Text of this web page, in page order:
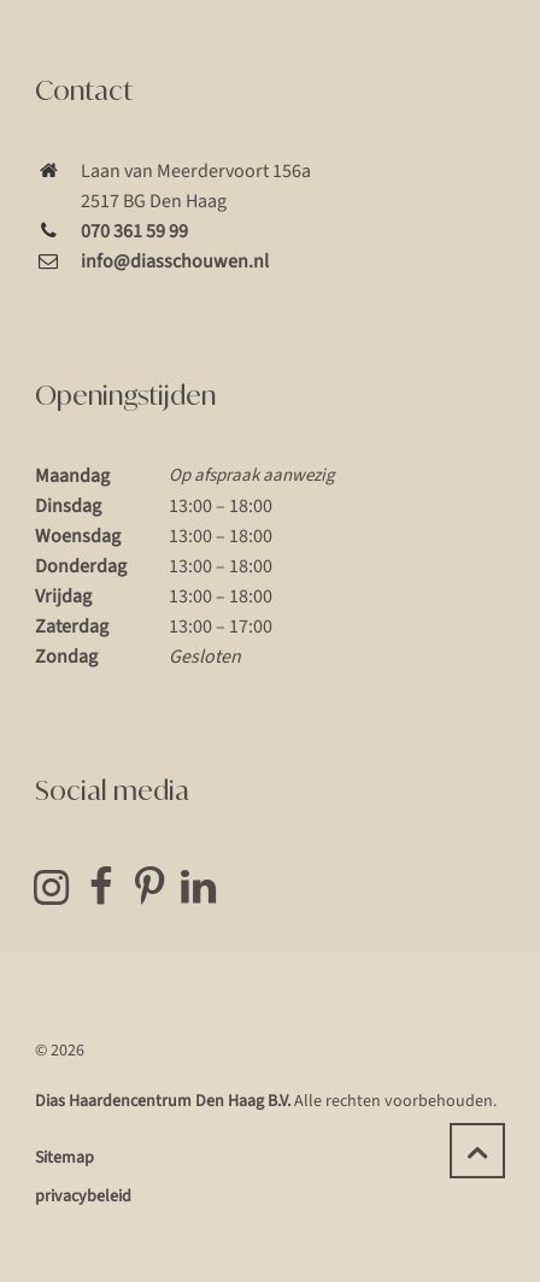
Contact
Laan van Meerdervoort 156a
2517 BG Den Haag
070 361 59 99
info@diasschouwen.nl
Openingstijden
Maandag Op afspraak aanwezig
Dinsdag
13:00 – 18:00
Woensdag
13:00 – 18:00
Donderdag
13:00 – 18:00
Vrijdag
13:00 – 18:00
Zaterdag
13:00 – 17:00
Zondag
Gesloten
Social media
© 2026
Dias Haardencentrum Den Haag B.V.Alle rechten voorbehouden.
Sitemap
privacybeleid